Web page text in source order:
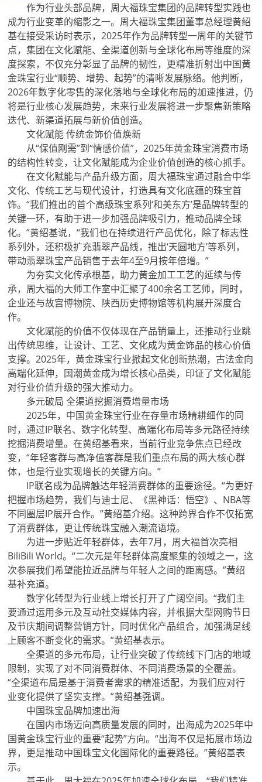
作为行业头部品牌，周大福珠宝集团的品牌转型实践也
成为行业变革的缩影之一。周大福珠宝集团董事总经理黄绍
基在接受采访时表示，2025年作为品牌转型一周年的关键节
点，集团在文化赋能、全渠道创新与全球化布局等维度的深
度探索，不仅充分彰显了品牌的韧性，更精准折射出中国黄
金珠宝行业“顺势、增势、起势”的清晰发展脉络。他判断，
2026年数字化零售的深化落地与全球化布局的加速推进，仍
将是行业核心发展趋势，未来行业发展将进一步聚焦新策略
迭代、新渠道拓展与新价值创造。
文化赋能 传统金饰价值焕新
从“保值刚需”到“情感价值”，2025年黄金珠宝消费市场
的结构性转变，让文化赋能成为企业价值创造的核心抓手。
在文化赋能与产品升级方面，周大福珠宝通过融合中华
文化、传统工艺与现代设计，打造具有文化底蕴的珠宝首
饰。“我们推出的首个高级珠宝系列‘和美东方’是品牌转型的
关键一环，有助于进一步加强品牌吸引力，推动品牌全球
化。”黄绍基说，“我们也在持续进行产品优化，除了标志性
系列外，还积极扩充翡翠产品线，推出‘天圆地方’等系列，
带动翡翠珠宝产品销售于去年4至9月按年倍增。”
为夯实文化传承根基，助力黄金加工工艺的延续与传
承，周大福的大师工作室中汇聚了400余名工艺师，同时，
企业还与故宫博物院、陕西历史博物馆等机构展开深度合
作。
文化赋能的价值不仅体现在产品销量上，还推动行业跳
出传统思维，让设计、工艺、文化成为黄金饰品的核心价值
支撑。2025年，黄金珠宝行业掀起文化创新热潮，古法金向
高端化延伸，国潮黄金成为增长核心品类，印证了文化赋能
对行业价值升级的强大推动力。
多元破局 全渠道挖掘消费增量市场
2025年，中国黄金珠宝行业在存量市场精耕细作的同
时，通过IP联名、数字化转型、高端化布局等多元路径持续
挖掘消费增量。在黄绍基看来，当前行业竞争焦点已经改
变，“年轻客群与高净值客群是我们重点布局的两大核心群
体，也是行业实现增长的关键方向。”
IP联名成为品牌触达年轻消费群体的重要途径。“为更好
把握市场趋势，我们与迪士尼、《黑神话：悟空》、NBA等
不同圈层IP展开合作。”黄绍基介绍。这种跨界合作不仅拓宽
了消费群体，更让传统珠宝融入潮流语境。
为进一步贴近年轻群体，去年7月，周大福首次亮相
BiliBili World。“二次元是年轻群体高度聚集的领域之一，这
次参展我们希望能拉近品牌与年轻人之间的距离感。”黄绍
基补充道。
数字化转型为行业线上增长打开了广阔空间。“我们主
要通过运用多元及互动社交媒体内容，并根据大型网购节日
及节庆期间调整营销方针，同时优化产品组合，加强满足线
上顾客不断变化的需求。”黄绍基表示。
全渠道的多元布局，让行业突破了传统线下门店的地域
限制，实现了对不同消费群体、不同消费场景的全覆盖。
“全渠道布局是基于消费者需求的精准适配，为我们应对行
业变化提供了坚实支撑。”黄绍基强调。
中国珠宝品牌加速出海
在国内市场迈向高质量发展的同时，出海成为2025年中
国黄金珠宝行业的重要“起势”方向。“出海不仅是拓展市场边
界，更是推动中国珠宝文化国际化的重要路径。”黄绍基表
示。